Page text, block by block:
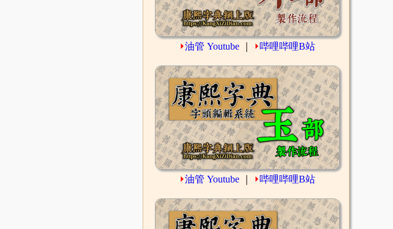
⏵油管 Youtube ⏵哔哩哔哩B站
⏵油管 Youtube ⏵哔哩哔哩B站